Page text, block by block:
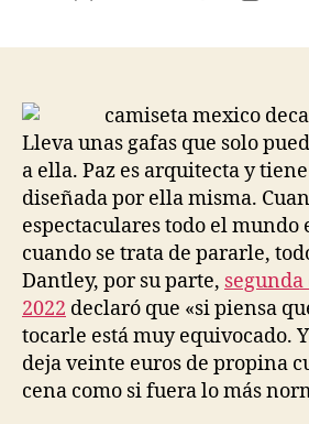
Lleva unas gafas que solo
a ella. Paz es arquitecta y
diseñada por ella misma.
espectaculares todo el mundo
cuando se trata de pararle,
Dantley, por su parte,
2022 declaró que «si piensa
tocarle está muy equivocado.
deja veinte euros de propina
cena como si fuera lo más